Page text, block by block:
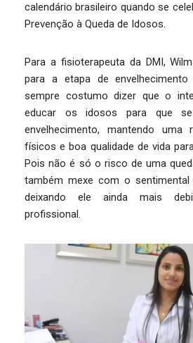
calendário brasileiro quando se
Prevenção à Queda de Idosos.
Para a fisioterapeuta da DMI,
para a etapa de envelhecimento
sempre costumo dizer que o
educar os idosos para que
envelhecimento, mantendo uma
físicos e boa qualidade de vida
Pois não é só o risco de uma
também mexe com o
deixando ele ainda mais
profissional.